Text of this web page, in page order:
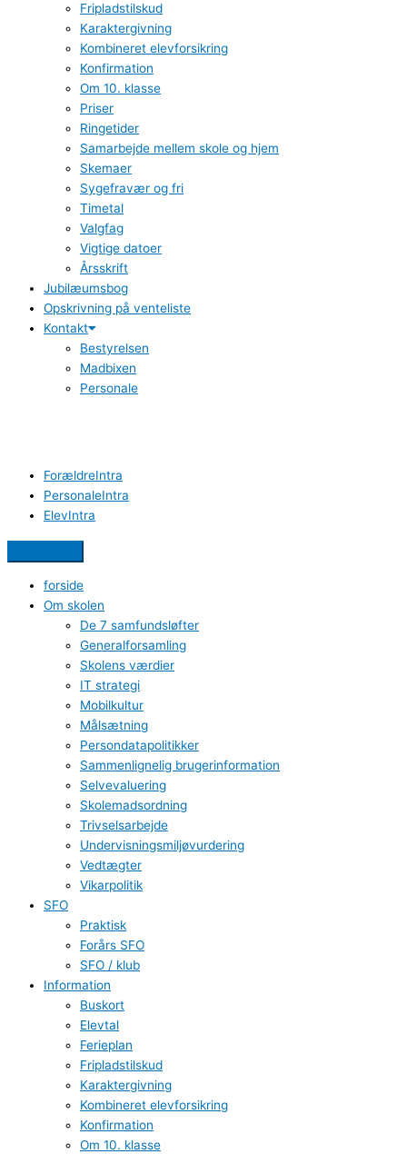
Fripladstilskud
Karaktergivning
Kombineret elevforsikring
Konfirmation
Om 10. klasse
Priser
Ringetider
Samarbejde mellem skole og hjem
Skemaer
Sygefravær og fri
Timetal
Valgfag
Vigtige datoer
Årsskrift
Jubilæumsbog
Opskrivning på venteliste
Kontakt
Bestyrelsen
Madbixen
Personale
ForældreIntra
PersonaleIntra
ElevIntra
forside
Om skolen
De 7 samfundsløfter
Generalforsamling
Skolens værdier
IT strategi
Mobilkultur
Målsætning
Persondatapolitikker
Sammenlignelig brugerinformation
Selvevaluering
Skolemadsordning
Trivselsarbejde
Undervisningsmiljøvurdering
Vedtægter
Vikarpolitik
SFO
Praktisk
Forårs SFO
SFO / klub
Information
Buskort
Elevtal
Ferieplan
Fripladstilskud
Karaktergivning
Kombineret elevforsikring
Konfirmation
Om 10. klasse